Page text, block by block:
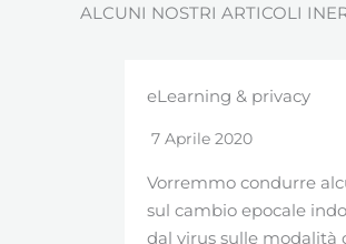
ALCUNI NOSTRI ARTICOLI
eLearning & privacy
7 Aprile 2020
Vorremmo condurre alcune
sul cambio epocale indotto
dal virus sulle modalità di